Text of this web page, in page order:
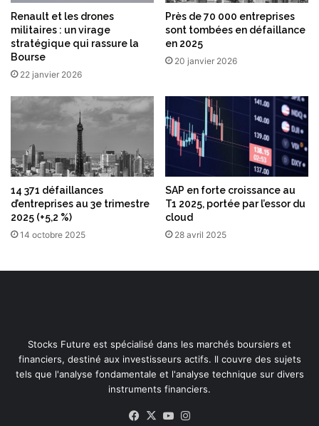
Renault et les drones
militaires : un virage
stratégique qui rassure la
Bourse
22 janvier 2026
Près de 70 000 entreprises
sont tombées en défaillance
en 2025
20 janvier 2026
14 371 défaillances
d’entreprises au 3e trimestre
2025 (+5,2 %)
14 octobre 2025
SAP en forte croissance au
T1 2025, portée par l’essor du
cloud
28 avril 2025
Stocks Future est spécialisé dans les marchés boursiers et
financiers, destiné aux investisseurs actifs. Il couvre des sujets
tels que l'analyse fondamentale et l'analyse technique sur divers
instruments financiers.
Facebook
X YouTube